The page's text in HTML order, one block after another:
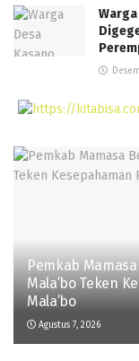
Pemkab
Mala’bo Teken
Mala’bo
Agustus 7, 2026